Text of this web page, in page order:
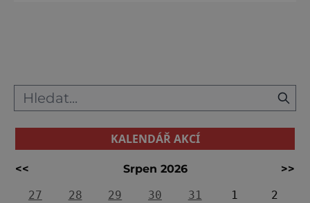
nejsou pouze „předměstím“ metropole.
Jsou samostatn
KALENDÁŘ AKCÍ
<< Srpen 2026
>>
27
28 29 30 31 1
2